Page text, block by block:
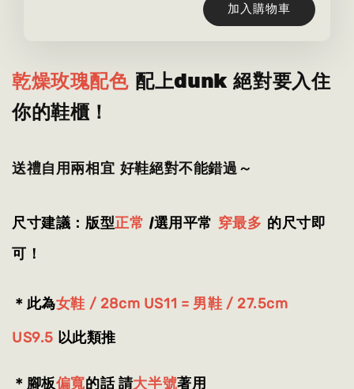
加入購物車
乾燥玫瑰配色配上dunk 絕對要入住
你的鞋櫃！
送禮自用兩相宜 好鞋絕對不能錯過～
尺寸建議：版型正常 /選用平常 穿最多 的尺寸即
可！
＊此為女鞋 / 28cm US11 = 男鞋 / 27.5cm
US9.5 以此類推
＊腳板偏寬的話 請大半號著用